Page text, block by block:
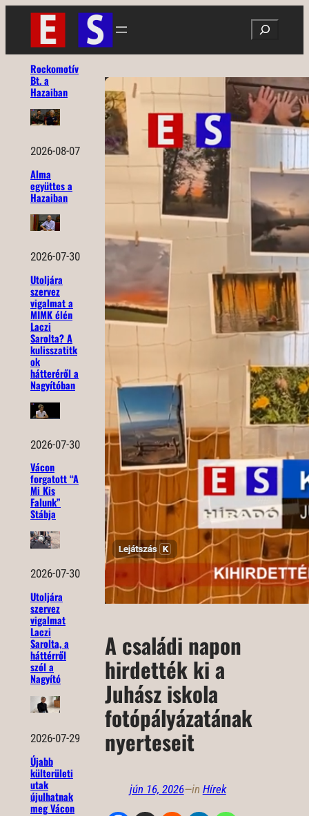
Ugrás
tartalomhoz
Search
Rockomotív
Bt. a
Hazaiban
2026-08-07
Alma
együttes a
Hazaiban
2026-07-30
Utoljára
szervez
vigalmat a
MIMK élén
Laczi
Sarolta? A
kulisszatitk
ok
hátteréről a
Nagyítóban
2026-07-30
Vácon
forgatott “A
Mi Kis
Falunk”
Stábja
2026-07-30
Utoljára
szervez
vigalmat
Laczi
Sarolta, a
háttérről
szól a
Nagyító
2026-07-29
Újabb
külterületi
utak
újulhatnak
meg Vácon
A családi napon
hirdették ki a
Juhász iskola
fotópályázatának
nyerteseit
jún 16, 2026—in Hírek